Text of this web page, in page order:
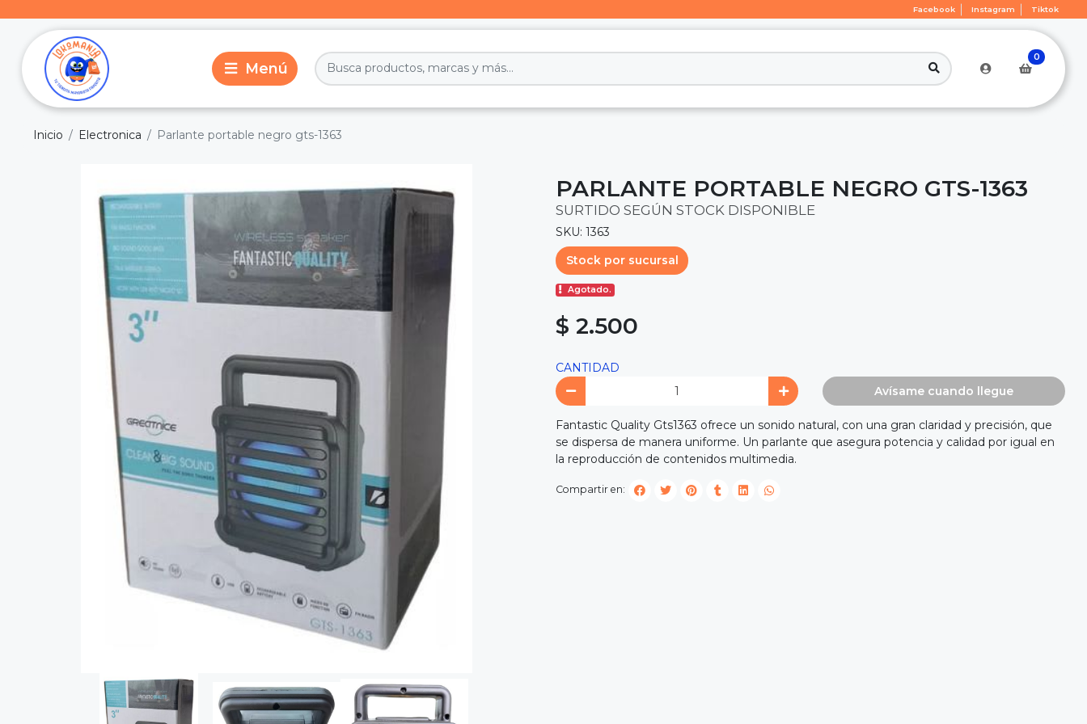
Facebook Instagram Tiktok
0
Inicio Electronica Parlante portable negro gts-1363
PARLANTE PORTABLE NEGRO GTS-1363
SURTIDO SEGÚN STOCK DISPONIBLE
SKU: 1363
Stock por sucursal
Agotado.
$ 2.500
CANTIDAD
Avísame cuando llegue
Fantastic Quality Gts1363 ofrece un sonido natural, con una gran claridad y precisión, que
se dispersa de manera uniforme. Un parlante que asegura potencia y calidad por igual en
la reproducción de contenidos multimedia.
Compartir en: